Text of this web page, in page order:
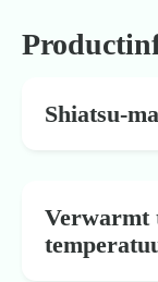
Shiatsu-
Verwarmt